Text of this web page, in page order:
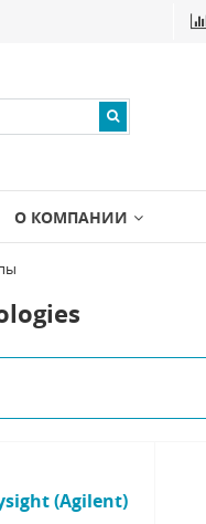
О КОМПАНИИ
(Agilent)